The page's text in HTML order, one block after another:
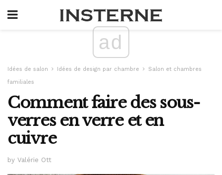
ad
Idées de salon Idées de design par chambre
Salon et chambres
familiales
Comment faire des sous-
verres en verre et en
cuivre
by Valérie Ott